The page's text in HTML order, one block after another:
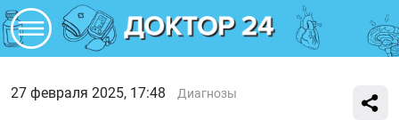
27 февраля 2025, 17:48 Диагнозы